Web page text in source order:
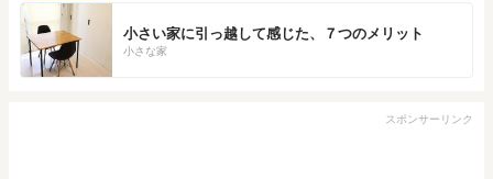
小さい家に引っ越して感じた、７つのメリット
小さな家
スポンサーリンク